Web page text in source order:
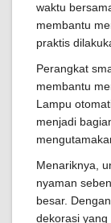
waktu
membantu
praktis
Perangkat
membantu
Lampu
menjadi
Menariknya,
nyaman
besar.
dekorasi